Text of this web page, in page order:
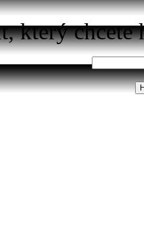
který chcete